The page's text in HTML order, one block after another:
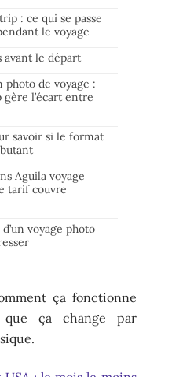
: ce qui se passe
le voyage
avant le départ
photo de voyage :
l’écart entre
savoir si le format
Aguila voyage
tarif couvre
voyage photo
ça fonctionne
ça change par